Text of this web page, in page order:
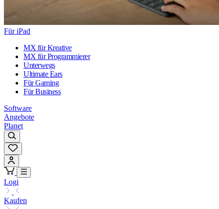
Für iPad
MX für Kreative
MX für Programmierer
Unterwegs
Ultimate Ears
Für Gaming
Für Business
Software
Angebote
Planet
Logi
Kaufen